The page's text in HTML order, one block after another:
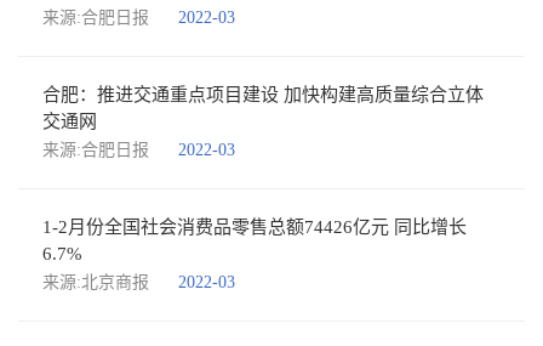
来源:合肥日报 2022-03
合肥：推进交通重点项目建设 加快构建高质量综合立体
交通网
来源:合肥日报 2022-03
1-2月份全国社会消费品零售总额74426亿元 同比增长
6.7%
来源:北京商报 2022-03